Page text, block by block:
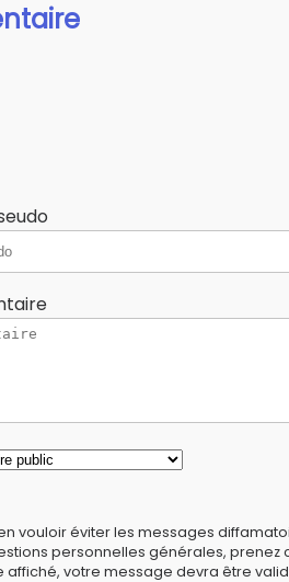
vouloir éviter les messages
personnelles générales, prenez
affiché, votre message devra être